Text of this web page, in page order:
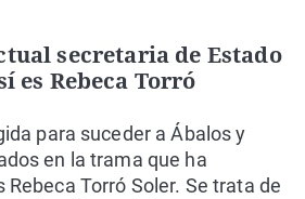
secretaria de Estado
es Rebeca Torró
para suceder a Ábalos y
en la trama que ha
Rebeca Torró Soler. Se trata de